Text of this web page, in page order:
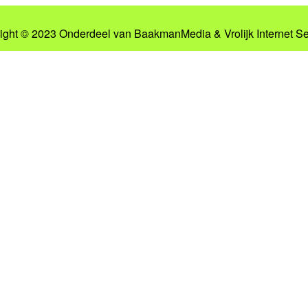
© 2023 Onderdeel van BaakmanMedia& Vrolijk Internet